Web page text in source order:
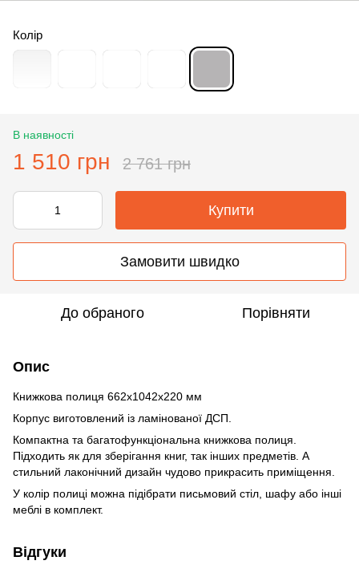
Колір
В наявності
1 510 грн 2 761 грн
Купити
Замовити швидко
До обраного Порівняти
Опис
Книжкова полиця 662х1042х220 мм
Корпус виготовлений із ламінованої ДСП.
Компактна та багатофункціональна книжкова полиця.
Підходить як для зберігання книг, так інших предметів. А
стильний лаконічний дизайн чудово прикрасить приміщення.
У колір полиці можна підібрати письмовий стіл, шафу або інші
меблі в комплект.
Відгуки